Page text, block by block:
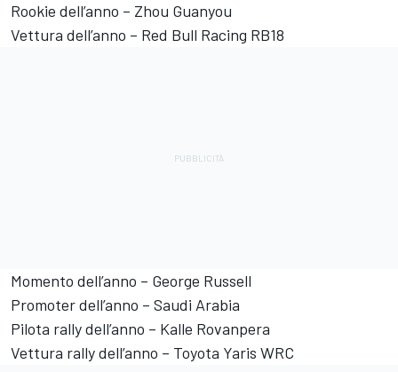
Rookie dell’anno – Zhou Guanyou
Vettura dell’anno – Red Bull Racing RB18
Momento dell’anno – George Russell
Promoter dell’anno – Saudi Arabia
Pilota rally dell’anno – Kalle Rovanpera
Vettura rally dell’anno – Toyota Yaris WRC